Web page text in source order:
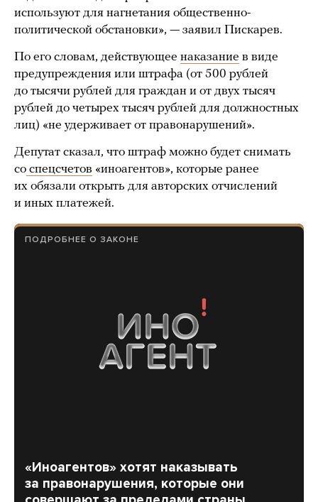
используют для нагнетания общественно-
политической обстановки», — заявил Пискарев.
По его словам, действующее наказание в виде
предупреждения или штрафа (от 500 рублей
до тысячи рублей для граждан и от двух тысяч
рублей до четырех тысяч рублей для должностных
лиц) «не удерживает от правонарушений».
Депутат сказал, что штраф можно будет снимать
со спецсчетов «иноагентов», которые ранее
их обязали открыть для авторских отчислений
и иных платежей.
ПОДРОБНЕЕ О ЗАКОНЕ
«Иноагентов» хотят наказывать
за правонарушения, которые они